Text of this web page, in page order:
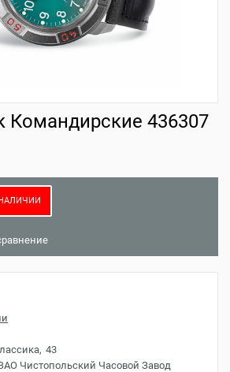
Командирские 436307
43
Чистопольский Часовой Завод